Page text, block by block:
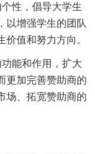
性，倡导大学生
以增强学生的团队
值和努力方向。
能和作用，扩大
更加完善赞助商的
场、拓宽赞助商的